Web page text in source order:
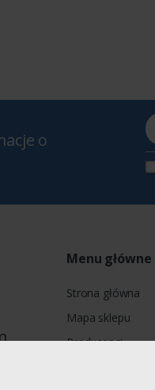
o
Menu główne
Strona główna
Mapa sklepu
Producenci